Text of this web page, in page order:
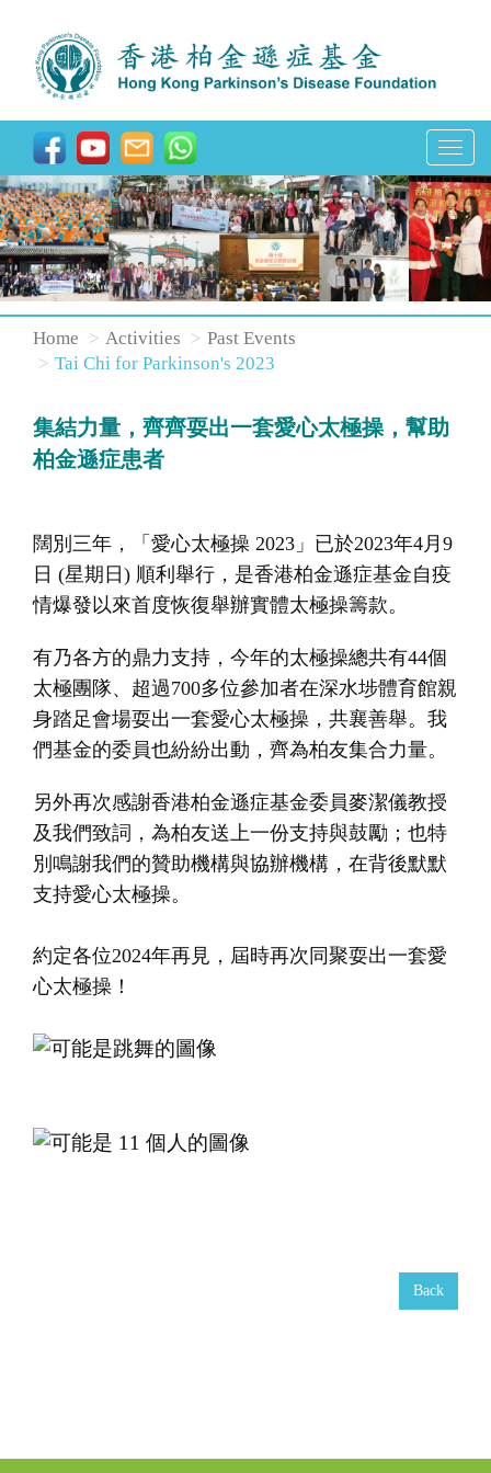
T
o
g
g
l
e
i
o
Home Activities
Past Events
Tai Chi for Parkinson's 2023
集結力量，齊齊耍出一套愛心太極操，幫助
柏金遜症患者
闊別三年，
「愛心太極操 2023」已於2023年4月9
日 (星期日) 順利舉行，是香港柏金遜症基金自疫
情爆發以來首度恢復舉辦實體太極操籌款。
有乃各方的鼎力支持，今年的太極操總共有44個
太極團隊、超過700多位參加者在深水埗體育館親
身踏足會場耍出一套愛心太極操，共襄善舉。 我
們基金的委員也紛紛出動，齊為柏友集合力量。
另外再次感謝香港柏金遜症基金委員麥潔儀教授
及我們致詞，為柏友送上一份支持與鼓勵；也特
別鳴謝我們的贊助機構與協辦機構，在背後默默
支持愛心太極操。
約定各位2024年再見，屆時再次同聚耍出一套愛
心太極操！
Back